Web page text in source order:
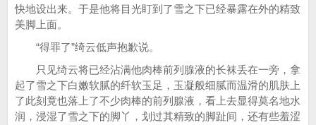
快地设出来。于是他将目光盯到了雪之下已经暴露在外的精致
美脚上面。
“得罪了”绮云低声抱歉说。
只见绮云将已经沾满他肉棒前列腺液的长袜丢在一旁，拿
起了雪之下白嫩软腻的纤软玉足，玉凝般细腻而温滑的肌肤上
了此刻竟也落上了不少肉棒的前列腺液，看上去显得莫名地水
润，浸湿了雪之下的脚丫，划过其精致的脚趾间，还有些羞涩